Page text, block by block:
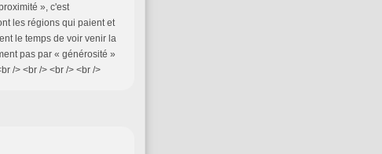
», c'est
les régions qui paient et
le temps de voir venir la
pas par « générosité »
/> <br /> <br /> <br />